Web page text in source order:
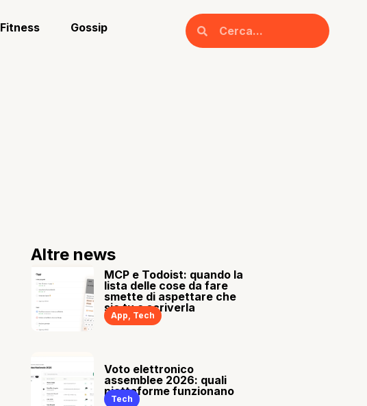
Fitness Gossip
Altre news
MCP e Todoist: quando la
lista delle cose da fare
smette di aspettare che
sia tu a scriverla
App, Tech
Voto elettronico
assemblee 2026: quali
piattaforme funzionano
Tech